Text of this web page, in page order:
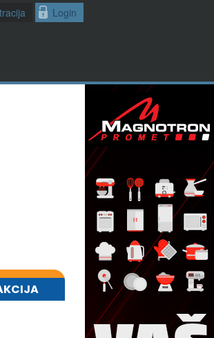
Login